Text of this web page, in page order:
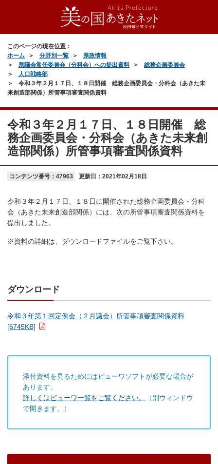
このページの現在位置：
ホーム
分野別一覧
県政情報
県議会常任委員会（分科会）への提出資料
総務企画委員会
人口戦略部
令和３年２月１７日、１８日開催 総務企画委員会・分科会（あきた未
来創造部関係）所管事項審査関係資料
令和３年２月１７日、１８日開催 総
務企画委員会・分科会（あきた未来創
造部関係）所管事項審査関係資料
コンテンツ番号：47963 更新日： 2021年02月18日
令和３年２月１７日、１８日に開催された総務企画委員会・分科
会（あきた未来創造部関係）には、次の所管事項審査関係資料を
提出しました。
※資料の詳細は、ダウンロードファイルをご覧下さい。
ダウンロード
令和３年第１回定例会（２月議会）所管事項審査関係資料
[6745KB]
添付資料を見るためにはビューワソフトが必要な場合が
あります。
詳しくはビューワ一覧をご覧ください。
（別ウィンドウ
で開きます。）